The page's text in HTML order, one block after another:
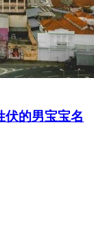
伏的男宝宝名